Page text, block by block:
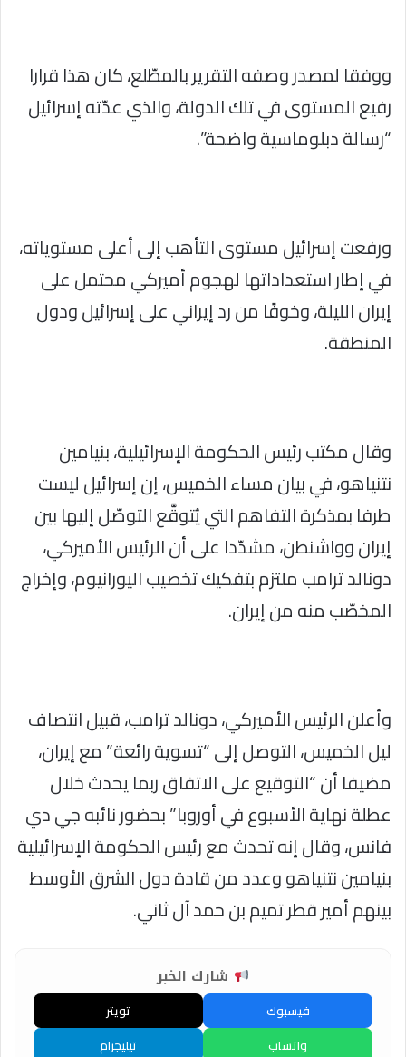
ووفقا لمصدر وصفه التقرير بالمطّلع، كان هذا قرارا
رفيع المستوى في تلك الدولة، والذي عدّته إسرائيل
“رسالة دبلوماسية واضحة”.
ورفعت إسرائيل مستوى التأهب إلى أعلى مستوياته،
في إطار استعداداتها لهجوم أميركي محتمل على
إيران الليلة، وخوفًا من رد إيراني على إسرائيل ودول
المنطقة.
وقال مكتب رئيس الحكومة الإسرائيلية، بنيامين
نتنياهو، في بيان مساء الخميس، إن إسرائيل ليست
طرفا بمذكرة التفاهم التي يُتوقَّع التوصّل إليها بين
إيران وواشنطن، مشدّدا على أن الرئيس الأميركي،
دونالد ترامب ملتزم بتفكيك تخصيب اليورانيوم، وإخراج
المخصّب منه من إيران.
وأعلن الرئيس الأميركي، دونالد ترامب، قبيل انتصاف
ليل الخميس، التوصل إلى “تسوية رائعة” مع إيران،
مضيفا أن “التوقيع على الاتفاق ربما يحدث خلال
عطلة نهاية الأسبوع في أوروبا” بحضور نائبه جي دي
فانس، وقال إنه تحدث مع رئيس الحكومة الإسرائيلية
بنيامين نتنياهو وعدد من قادة دول الشرق الأوسط
بينهم أمير قطر تميم بن حمد آل ثاني.
شارك الخبر
فيسبوك
تويتر
واتساب
تيليجرام